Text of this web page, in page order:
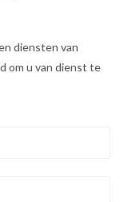
diensten van
om u van dienst te